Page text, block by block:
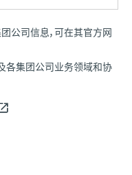
公司信息，可在其官方网
各集团公司业务领域和协